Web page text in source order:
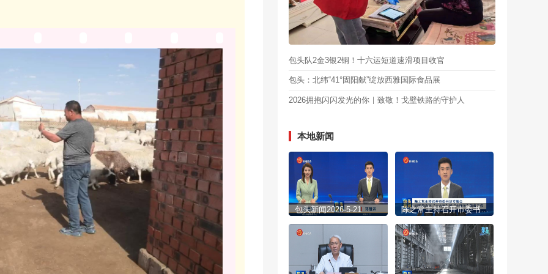
包头队2金3银2铜！十六运短道速滑项目收官
包头：北纬“41°固阳献”绽放西雅国际食品展
2026拥抱闪闪发光的你｜致敬！戈壁铁路的守护人
本地新闻
包头新闻2026-5-21 陈之常主持召开市委书记专题会 研究自治区“十六运”和“七残运”筹备工作